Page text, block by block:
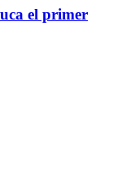
el primer